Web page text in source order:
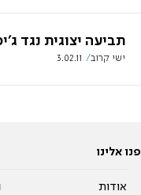
תביעה יצוגית נגד
ישי קרוב 3.02.11
פנו אלינו
אודות